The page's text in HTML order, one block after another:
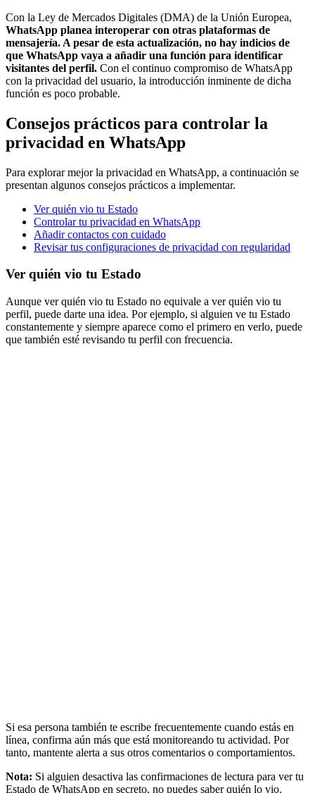
Con la Ley de Mercados Digitales (DMA) de la Unión Europea,
WhatsApp planea interoperar con otras plataformas de
mensajería. A pesar de esta actualización, no hay indicios de
que WhatsApp vaya a añadir una función para identificar
visitantes del perfil. Con el continuo compromiso de WhatsApp
con la privacidad del usuario, la introducción inminente de dicha
función es poco probable.
Consejos prácticos para controlar la
privacidad en WhatsApp
Para explorar mejor la privacidad en WhatsApp, a continuación se
presentan algunos consejos prácticos a implementar.
Ver quién vio tu Estado
Controlar tu privacidad en WhatsApp
Añadir contactos con cuidado
Revisar tus configuraciones de privacidad con regularidad
Ver quién vio tu Estado
Aunque ver quién vio tu Estado no equivale a ver quién vio tu
perfil, puede darte una idea. Por ejemplo, si alguien ve tu Estado
constantemente y siempre aparece como el primero en verlo, puede
que también esté revisando tu perfil con frecuencia.
Si esa persona también te escribe frecuentemente cuando estás en
línea, confirma aún más que está monitoreando tu actividad. Por
tanto, mantente alerta a sus otros comentarios o comportamientos.
Nota: Si alguien desactiva las confirmaciones de lectura para ver tu
Estado de WhatsApp en secreto, no puedes saber quién lo vio.